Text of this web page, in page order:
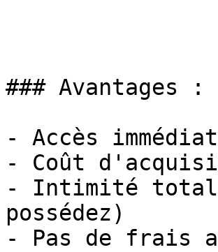
### Avantages :
- Accès
- Coût
- Intimité
possédez)
- Pas de frais